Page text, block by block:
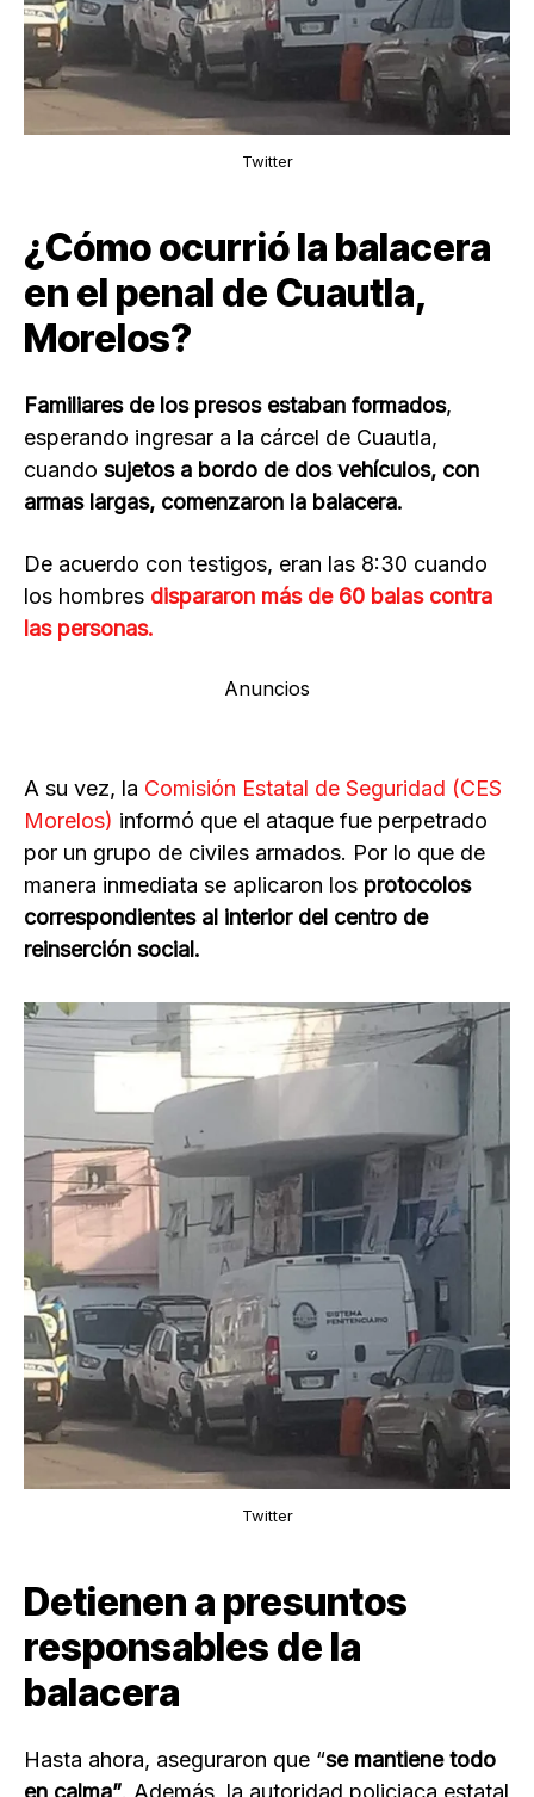
Twitter
¿Cómo ocurrió la balacera
en el penal de Cuautla,
Morelos?
Familiares de los presos estaban formados,
esperando ingresar a la cárcel de Cuautla,
cuando sujetos a bordo de dos vehículos, con
armas largas, comenzaron la balacera.
De acuerdo con testigos, eran las 8:30 cuando
los hombres dispararon más de 60 balas contra
las personas.
Anuncios
A su vez, la Comisión Estatal de Seguridad (CES
Morelos) informó que el ataque fue perpetrado
por un grupo de civiles armados. Por lo que de
manera inmediata se aplicaron los protocolos
correspondientes al interior del centro de
reinserción social.
Twitter
Detienen a presuntos
responsables de la
balacera
Hasta ahora, aseguraron que “se mantiene todo
en calma” . Además, la autoridad policiaca estatal